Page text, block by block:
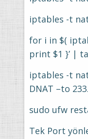
iptables -t nat
for i in $(
print $1 }’ |
iptables -t
DNAT –to
sudo ufw
Tek Port